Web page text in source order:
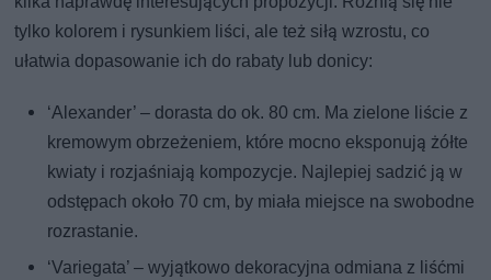
tylko kolorem i rysunkiem liści, ale też siłą wzrostu, co
ułatwia dopasowanie ich do rabaty lub donicy:
‘Alexander’ – dorasta do ok. 80 cm. Ma zielone liście z
kremowym obrzeżeniem, które mocno eksponują żółte
kwiaty i rozjaśniają kompozycje. Najlepiej sadzić ją w
odstępach około 70 cm, by miała miejsce na swobodne
rozrastanie.
‘Variegata’ – wyjątkowo dekoracyjna odmiana z liśćmi